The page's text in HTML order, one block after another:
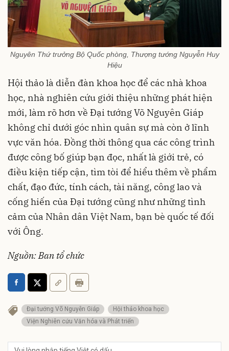
Nguyên Thứ trưởng Bộ Quốc phòng, Thượng tướng Nguyễn Huy
Hiệu
Hội thảo là diễn đàn khoa học để các nhà khoa
học, nhà nghiên cứu giới thiệu những phát hiện
mới, làm rõ hơn về Đại tướng Võ Nguyên Giáp
không chỉ dưới góc nhìn quân sự mà còn ở lĩnh
vực văn hóa. Đồng thời thông qua các công trình
được công bố giúp bạn đọc, nhất là giới trẻ, có
điều kiện tiếp cận, tìm tòi để hiểu thêm về phẩm
chất, đạo đức, tính cách, tài năng, công lao và
cống hiến của Đại tướng cũng như những tình
cảm của Nhân dân Việt Nam, bạn bè quốc tế đối
với Ông.
Nguồn: Ban tổ chức
Đại tướng Võ Nguyễn Giáp
Hội thảo khoa học
Viện Nghiên cứu Văn hóa và Phát triển